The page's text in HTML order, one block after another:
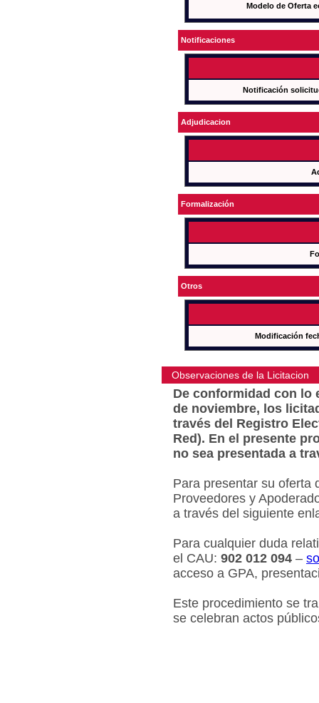
Modelo de Oferta
Notificaciones
Notificación
Adjudicacion
Formalización
Otros
Modificación
Observaciones de la Licitacion
De conformidad con lo
de noviembre, los
través del Registro
Red). En el presente
no sea presentada a
Para presentar su oferta
Proveedores y
a través del siguiente
Para cualquier duda
el CAU: 902 012 094 –
acceso a GPA,
Este procedimiento se
se celebran actos